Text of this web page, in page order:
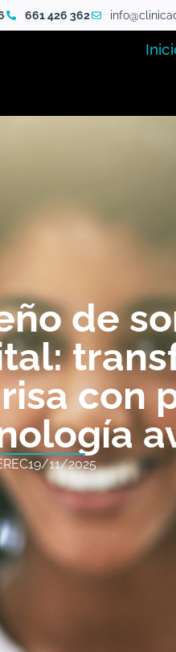
661 426 362
de
con
19/11/2025